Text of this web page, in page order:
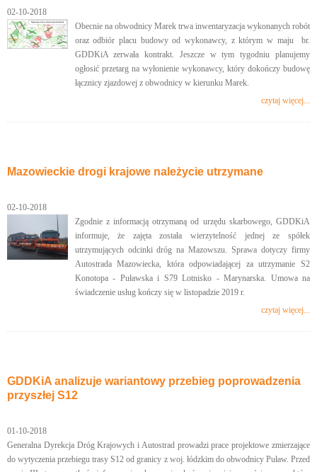
02-10-2018
Obecnie na obwodnicy Marek trwa inwentaryzacja wykonanych robót
oraz odbiór placu budowy od wykonawcy, z którym w maju br.
GDDKiA zerwała kontrakt. Jeszcze w tym tygodniu planujemy
ogłosić przetarg na wyłonienie wykonawcy, który dokończy budowę
łącznicy zjazdowej z obwodnicy w kierunku Marek.
czytaj więcej...
Mazowieckie drogi krajowe należycie utrzymane
02-10-2018
Zgodnie z informacją otrzymaną od urzędu skarbowego, GDDKiA
informuje, że zajęta została wierzytelność jednej ze spółek
utrzymujących odcinki dróg na Mazowszu. Sprawa dotyczy firmy
Autostrada Mazowiecka, która odpowiadającej za utrzymanie S2
Konotopa - Puławska i S79 Lotnisko - Marynarska. Umowa na
świadczenie usług kończy się w listopadzie 2019 r.
czytaj więcej...
GDDKiA analizuje wariantowy przebieg poprowadzenia
przyszłej S12
01-10-2018
Generalna Dyrekcja Dróg Krajowych i Autostrad prowadzi prace projektowe zmierzające
do wytyczenia przebiegu trasy S12 od granicy z woj. łódzkim do obwodnicy Puław. Przed